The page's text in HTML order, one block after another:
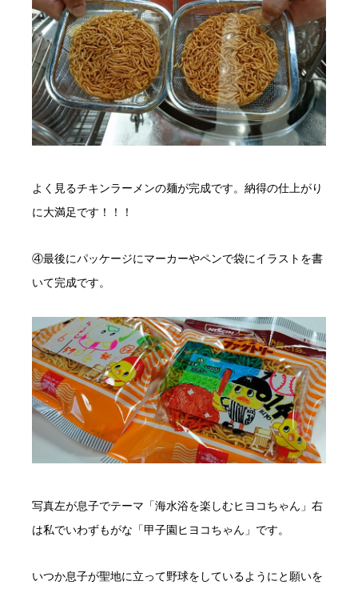
よく見るチキンラーメンの麺が完成です。納得の仕上がり
に大満足です！！！
④最後にパッケージにマーカーやペンで袋にイラストを書
いて完成です。
写真左が息子でテーマ「海水浴を楽しむヒヨコちゃん」右
は私でいわずもがな「甲子園ヒヨコちゃん」です。
いつか息子が聖地に立って野球をしているようにと願いを